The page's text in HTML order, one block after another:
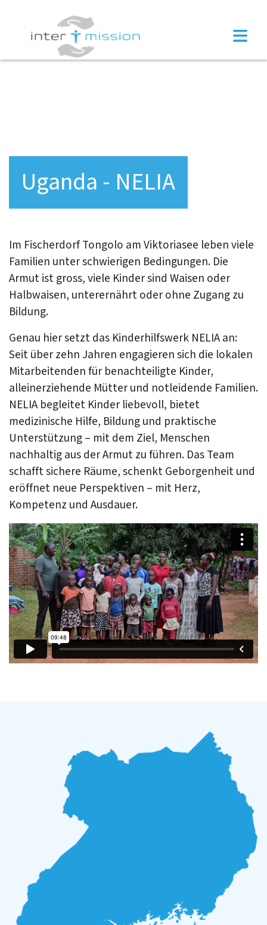
≡
Uganda - NELIA
Im Fischerdorf Tongolo am Viktoriasee leben viele
Familien unter schwierigen Bedingungen. Die
Armut ist gross, viele Kinder sind Waisen oder
Halbwaisen, unterernährt oder ohne Zugang zu
Bildung.
Genau hier setzt das Kinderhilfswerk NELIA an:
Seit über zehn Jahren engagieren sich die lokalen
Mitarbeitenden für benachteiligte Kinder,
alleinerziehende Mütter und notleidende Familien.
NELIA begleitet Kinder liebevoll, bietet
medizinische Hilfe, Bildung und praktische
Unterstützung – mit dem Ziel, Menschen
nachhaltig aus der Armut zu führen. Das Team
schafft sichere Räume, schenkt Geborgenheit und
eröffnet neue Perspektiven – mit Herz,
Kompetenz und Ausdauer.